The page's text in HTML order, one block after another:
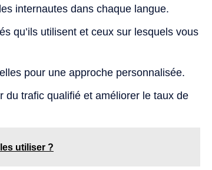
internautes dans chaque langue.
qu’ils utilisent et ceux sur lesquels vous
pour une approche personnalisée.
du trafic qualifié et améliorer le taux de
utiliser ?